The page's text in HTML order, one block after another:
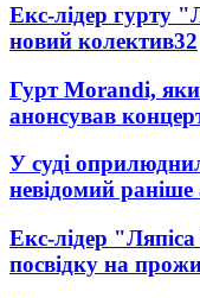
Екс-лідер гурту
новий колектив32
Гурт Morandi,
анонсував
У суді
невідомий раніше
Екс-лідер
посвідку на